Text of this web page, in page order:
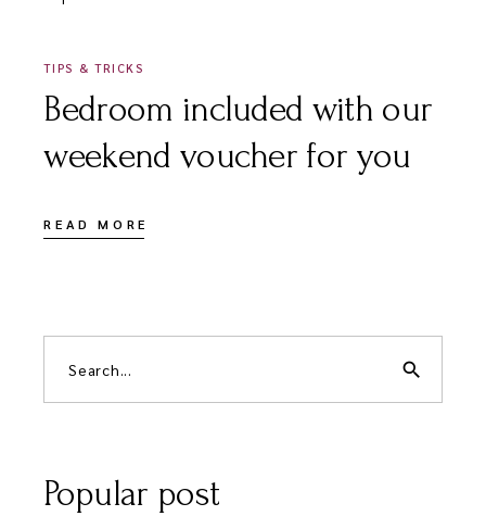
TIPS & TRICKS
Bedroom included with our
weekend voucher for you
READ MORE
search
Popular post